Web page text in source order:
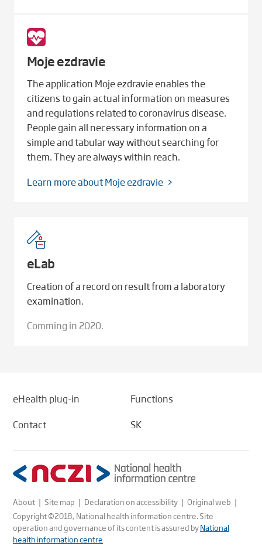
Moje ezdravie
The application Moje ezdravie enables the
citizens to gain actual information on measures
and regulations related to coronavirus disease.
People gain all necessary information on a
simple and tabular way without searching for
them. They are always within reach.
Learn more about Moje ezdravie
eLab
Creation of a record on result from a laboratory
examination.
Comming in 2020.
eHealth plug-in
Functions
Contact
SK
About | Site map | Declaration on accessibility | Original web |
Copyright ©2018, National health information centre. Site
operation and governance of its content is assured byNational
health information centre